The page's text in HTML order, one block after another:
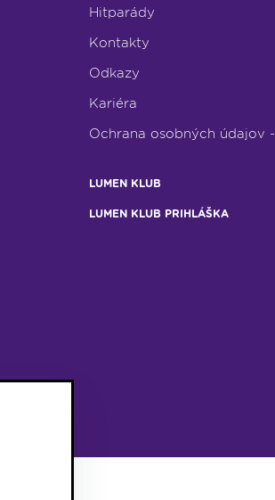
Hitparády
Kontakty
Odkazy
Kariéra
Ochrana osobných údajov
LUMEN KLUB
LUMEN KLUB PRIHLÁŠKA